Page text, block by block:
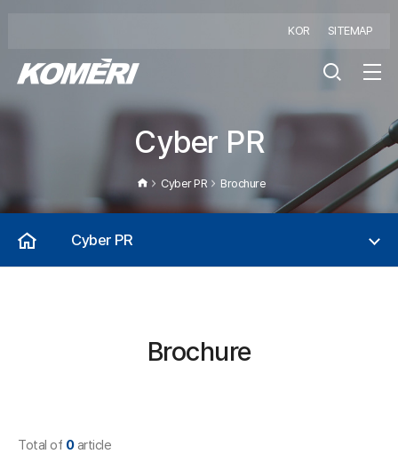
KOR SITEMAP
Cyber PR
Cyber PR Brochure
Cyber PR
Brochure
Total of 0article